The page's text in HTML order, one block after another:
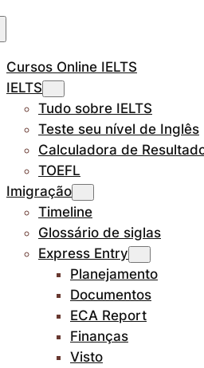
Cursos Online IELTS
IELTS
Tudo sobre IELTS
Teste seu nível de Inglês
Calculadora de
TOEFL
Imigração
Timeline
Glossário de siglas
Express Entry
Planejamento
Documentos
ECA Report
Finanças
Visto